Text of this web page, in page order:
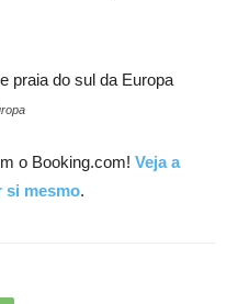
o Booking.com! Veja a
si mesmo.